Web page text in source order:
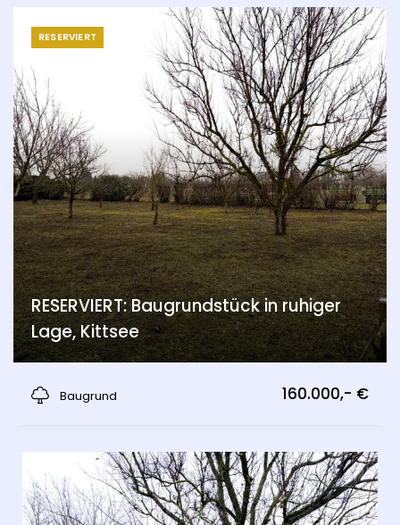
RESERVIERT
RESERVIERT: Baugrundstück in ruhiger
Lage, Kittsee
Baugrund
160.000,- €